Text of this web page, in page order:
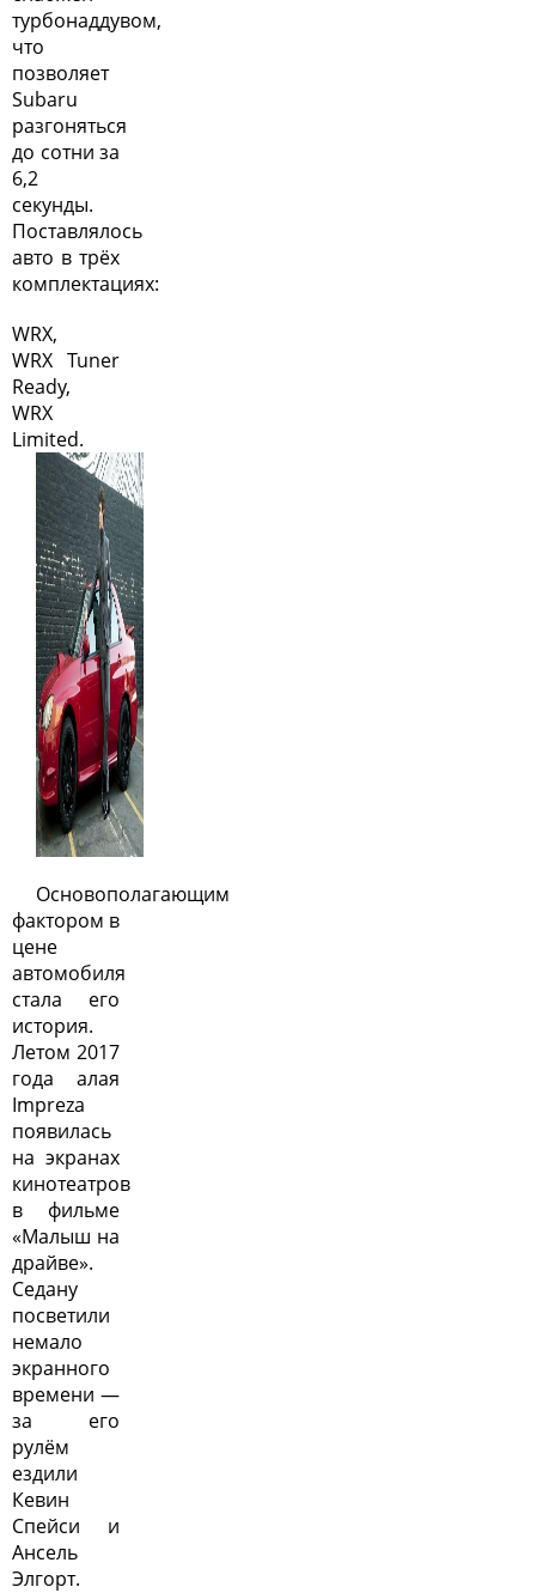
турбонаддувом,
что
позволяет
Subaru
разгоняться
до сотни за
6,2
секунды.
Поставлялось
авто в трёх
комплектациях:
WRX,
WRX Tuner
Ready,
WRX
Limited.
Основополагающим
фактором в
цене
автомобиля
стала его
история.
Летом 2017
года алая
Impreza
появилась
на экранах
кинотеатров
в фильме
«Малыш на
драйве».
Седану
посветили
немало
экранного
времени —
за его
рулём
ездили
Кевин
Спейси и
Ансель
Элгорт.